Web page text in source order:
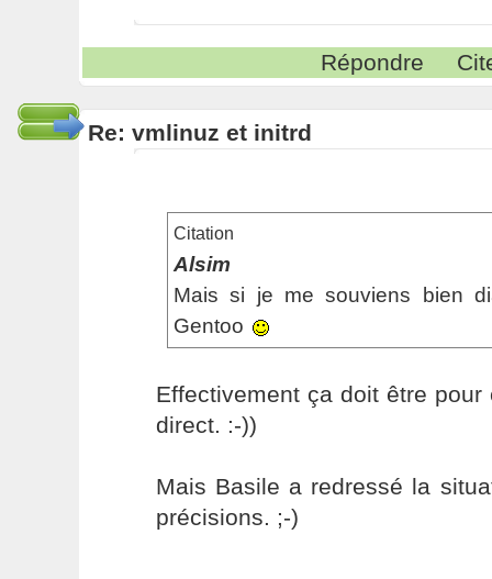
Répondre
Re: vmlinuz et initrd
Citation
Alsim
Mais si je me souviens bien
Gentoo
Effectivement ça doit être
direct. :-))
Mais Basile a redressé la
précisions. ;-)